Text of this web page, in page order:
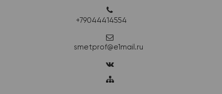
+79044414554
smetprof@e1mail.ru